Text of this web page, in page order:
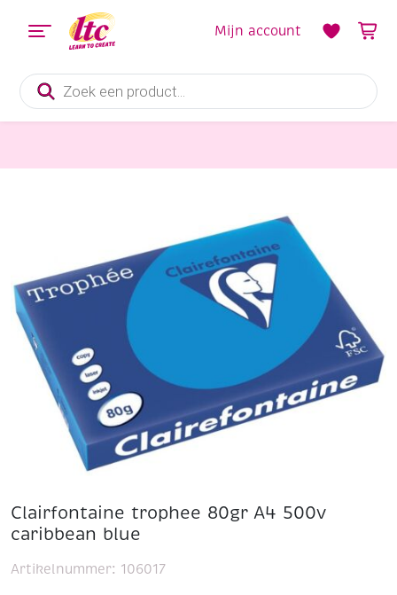
Producten
zoeken
Mijn account
Clairfontaine trophee 80gr A4 500v
caribbean blue
Artikelnummer: 106017